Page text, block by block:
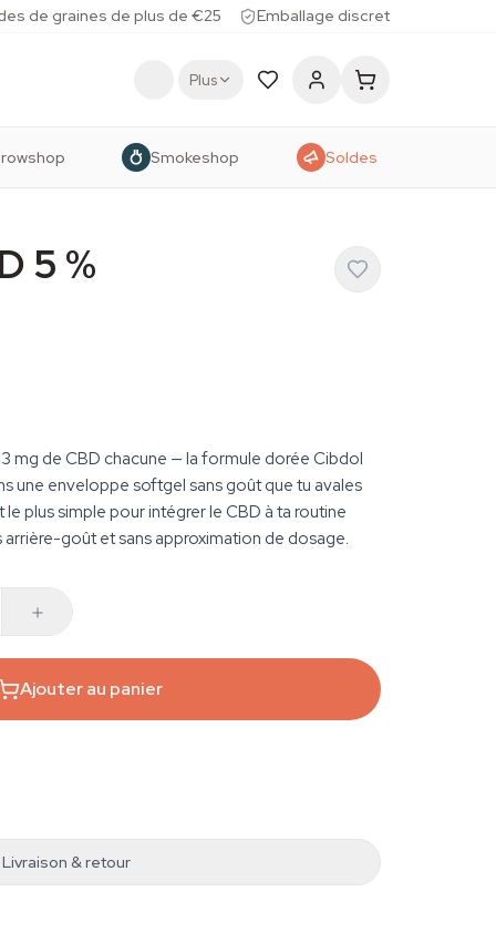
de graines de plus de €25 Emballage discret
Plus
Smokeshop Soldes
5 %
mg de CBD chacune — la formule dorée Cibdol
une enveloppe softgel sans goût que tu avales
plus simple pour intégrer le CBD à ta routine
goût et sans approximation de dosage.
Ajouter au panier
Livraison & retour